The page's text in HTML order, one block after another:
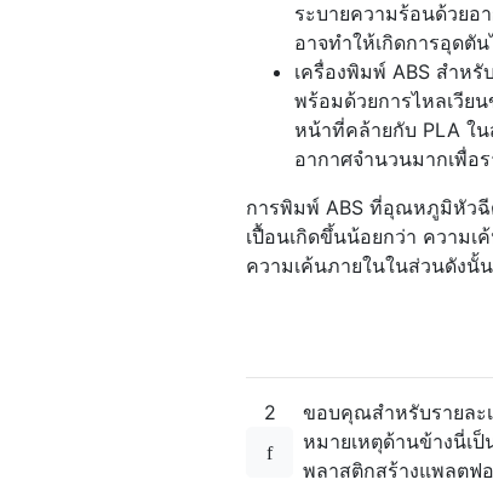
ระบายความร้อนด้วยอ
อาจทำให้เกิดการอุดตั
เครื่องพิมพ์ ABS สำห
พร้อมด้วยการไหลเวีย
หน้าที่คล้ายกับ PLA ใ
อากาศจำนวนมากเพื่อ
การพิมพ์ ABS ที่อุณหภูมิหัวฉี
เปื้อนเกิดขึ้นน้อยกว่า ความ
ความเค้นภายในในส่วนดังนั้
2
ขอบคุณสำหรับรายละ
หมายเหตุด้านข้างนี่เ
พลาสติกสร้างแพลตฟ